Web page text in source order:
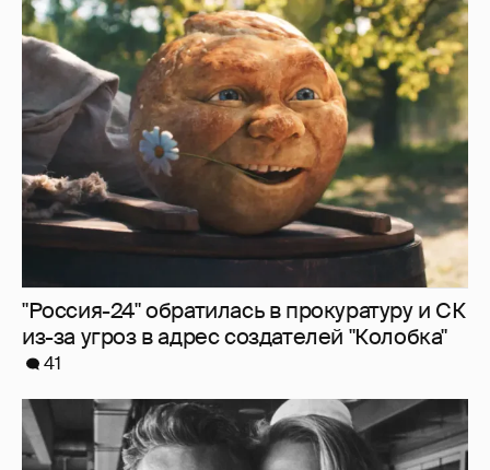
"Россия-24" обратилась в прокуратуру и СК
из-за угроз в адрес создателей "Колобка"
41